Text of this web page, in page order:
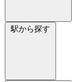
駅から探す